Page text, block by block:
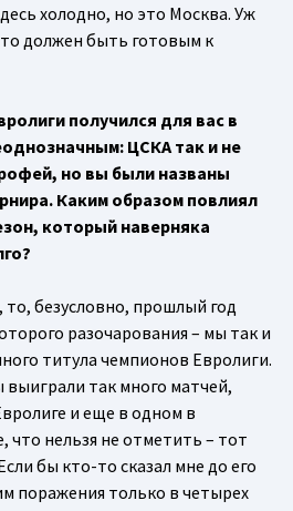
холодно, но это Москва. Уж
должен быть готовым к
получился для вас в
ЦСКА так и не
но вы были названы
Каким образом повлиял
который наверняка
то, безусловно, прошлый год
разочарования – мы так и
титула чемпионов Евролиги.
так много матчей,
и еще в одном в
что нельзя не отметить – тот
бы кто-то сказал мне до его
поражения только в четырех